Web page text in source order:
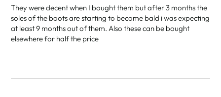
They were decent when I bought them but after 3 months the
soles of the boots are starting to become bald i was expecting
at least 9 months out of them. Also these can be bought
elsewhere for half the price